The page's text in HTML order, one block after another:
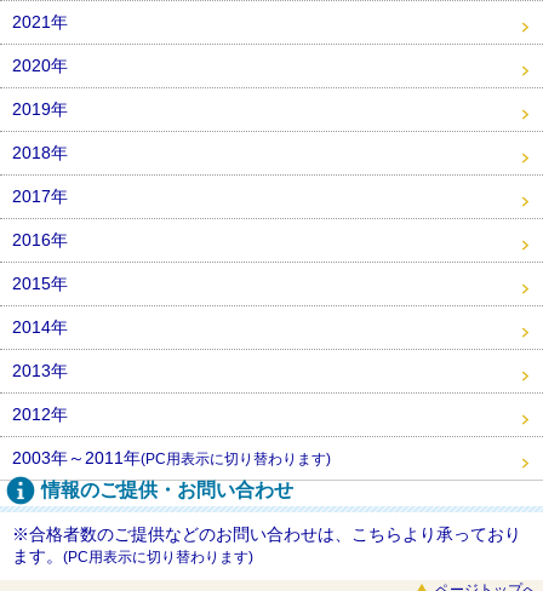
2021年
2020年
2019年
2018年
2017年
2016年
2015年
2014年
2013年
2012年
2003年～2011年(PC用表示に切り替わります)
情報のご提供・お問い合わせ
※合格者数のご提供などのお問い合わせは、こちらより承っており
ます。 (PC用表示に切り替わります)